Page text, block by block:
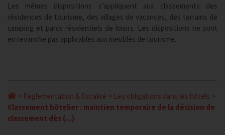
Les mêmes dispositions s’appliquent aux classements des
résidences de tourisme, des villages de vacances, des terrains de
camping et parcs résidentiels de loisirs. Les dispositions ne sont
en revanche pas applicables aux meublés de tourisme.
> Réglementation & fiscalité > Les obligations dans les hôtels >
Classement hôtelier : maintien temporaire de la décision de
classement dès (...)